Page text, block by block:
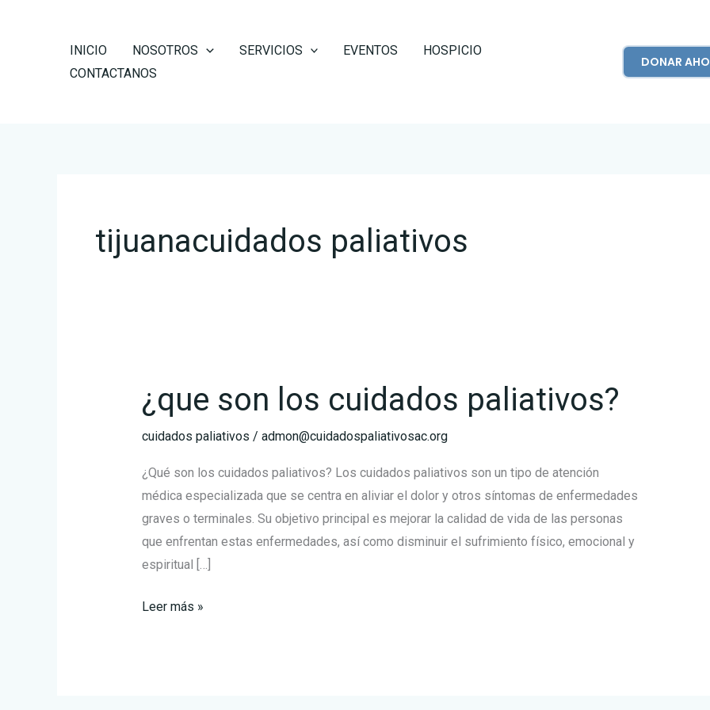
INICIO NOSOTROS SERVICIOS EVENTOS
HOSPICIO
CONTACTANOS
DONAR
tijuanacuidados paliativos
¿que son los cuidados paliativos?
cuidados paliativos / admon@cuidadospaliativosac.org
¿Qué son los cuidados paliativos? Los cuidados paliativos son un tipo de atención
médica especializada que se centra en aliviar el dolor y otros síntomas de enfermedades
graves o terminales. Su objetivo principal es mejorar la calidad de vida de las personas
que enfrentan estas enfermedades, así como disminuir el sufrimiento físico, emocional y
espiritual […]
¿que
Leer más »